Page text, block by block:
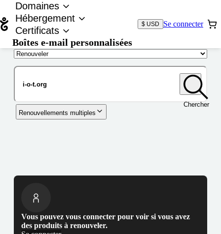
Domaines
Hébergement
Certificats
Boîtes e-mail personnalisées
$ USD Se connecter
Chercher
Renouvellements multiples
Vous pouvez vous connecter pour voir si vous avez
des produits à renouveler.